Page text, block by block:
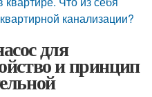
канализации?
для
и принцип